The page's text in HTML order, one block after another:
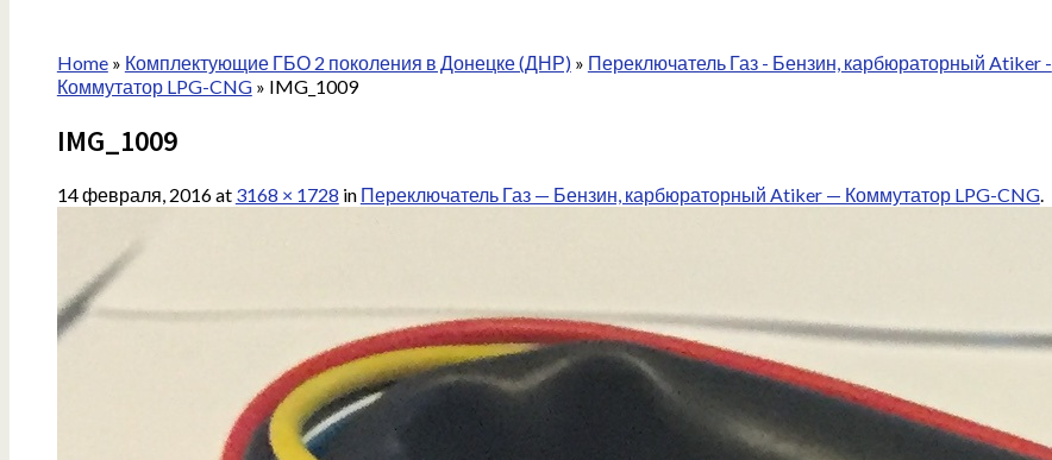
Home» Комплектующие ГБО 2 поколения в Донецке (ДНР)» Переключатель Газ - Бензин, карбюраторный Atiker -
Коммутатор LPG-CNG» IMG_1009
IMG_1009
14 февраля, 2016at 3168 × 1728 in Переключатель Газ — Бензин, карбюраторный Atiker — Коммутатор LPG-CNG.